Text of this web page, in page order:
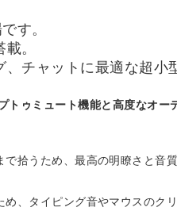
す。
。
チャットに最適な超小
ゥミュート機能と高度なオー
拾うため、最高の明瞭さと音
、タイピング音やマウスのク